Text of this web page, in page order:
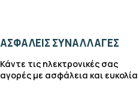
ΑΣΦΑΛΕΙΣ ΣΥΝΑΛΛΑΓΕΣ
Κάντε τις ηλεκτρονικές σας
αγορές με ασφάλεια και ευκολία